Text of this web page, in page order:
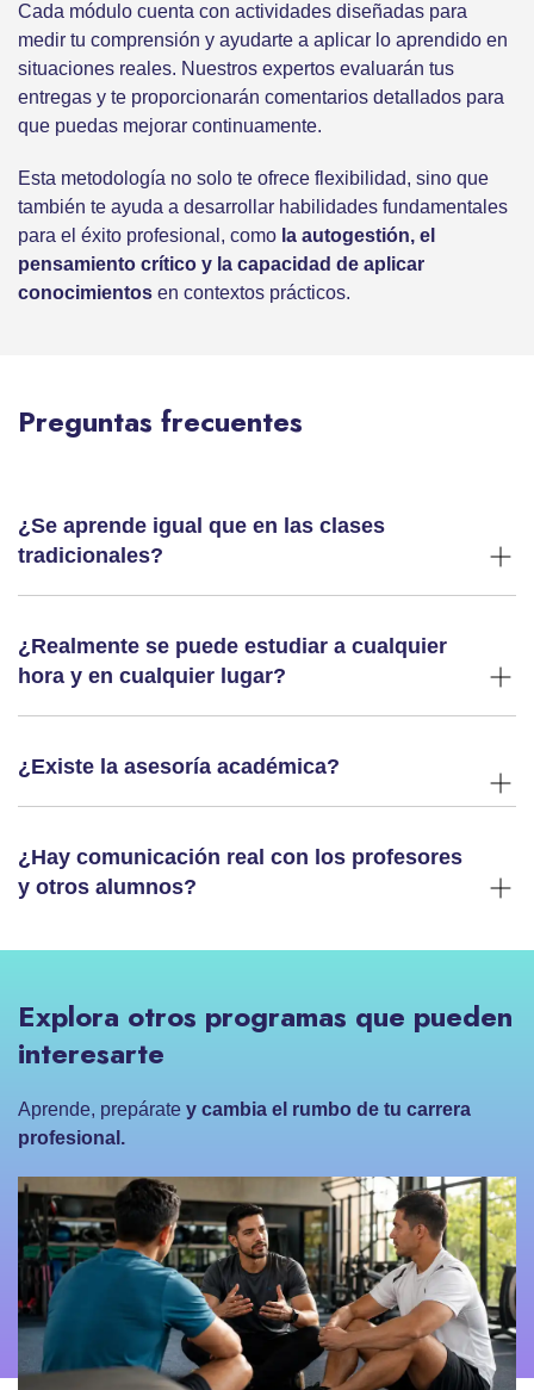
Cada módulo cuenta con actividades diseñadas para
medir tu comprensión y ayudarte a aplicar lo aprendido en
situaciones reales. Nuestros expertos evaluarán tus
entregas y te proporcionarán comentarios detallados para
que puedas mejorar continuamente.
Esta metodología no solo te ofrece flexibilidad, sino que
también te ayuda a desarrollar habilidades fundamentales
para el éxito profesional, como la autogestión, el
pensamiento crítico y la capacidad de aplicar
conocimientos en contextos prácticos.
Preguntas frecuentes
¿Se aprende igual que en las clases
tradicionales?
¿Realmente se puede estudiar a cualquier
hora y en cualquier lugar?
¿Existe la asesoría académica?
¿Hay comunicación real con los profesores
y otros alumnos?
Explora otros programas que pueden
interesarte
Aprende, prepárate y cambia el rumbo de tu carrera
profesional.